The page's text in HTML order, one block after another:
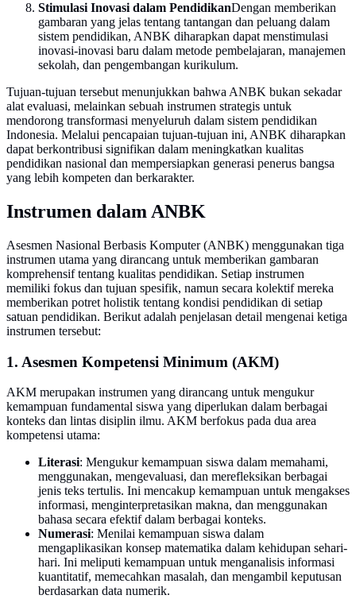
Stimulasi Inovasi dalam PendidikanDengan memberikan
gambaran yang jelas tentang tantangan dan peluang dalam
sistem pendidikan, ANBK diharapkan dapat menstimulasi
inovasi-inovasi baru dalam metode pembelajaran, manajemen
sekolah, dan pengembangan kurikulum.
Tujuan-tujuan tersebut menunjukkan bahwa ANBK bukan sekadar
alat evaluasi, melainkan sebuah instrumen strategis untuk
mendorong transformasi menyeluruh dalam sistem pendidikan
Indonesia. Melalui pencapaian tujuan-tujuan ini, ANBK diharapkan
dapat berkontribusi signifikan dalam meningkatkan kualitas
pendidikan nasional dan mempersiapkan generasi penerus bangsa
yang lebih kompeten dan berkarakter.
Instrumen dalam ANBK
Asesmen Nasional Berbasis Komputer (ANBK) menggunakan tiga
instrumen utama yang dirancang untuk memberikan gambaran
komprehensif tentang kualitas pendidikan. Setiap instrumen
memiliki fokus dan tujuan spesifik, namun secara kolektif mereka
memberikan potret holistik tentang kondisi pendidikan di setiap
satuan pendidikan. Berikut adalah penjelasan detail mengenai ketiga
instrumen tersebut:
1. Asesmen Kompetensi Minimum (AKM)
AKM merupakan instrumen yang dirancang untuk mengukur
kemampuan fundamental siswa yang diperlukan dalam berbagai
konteks dan lintas disiplin ilmu. AKM berfokus pada dua area
kompetensi utama:
Literasi: Mengukur kemampuan siswa dalam memahami,
menggunakan, mengevaluasi, dan merefleksikan berbagai
jenis teks tertulis. Ini mencakup kemampuan untuk mengakses
informasi, menginterpretasikan makna, dan menggunakan
bahasa secara efektif dalam berbagai konteks.
Numerasi: Menilai kemampuan siswa dalam
mengaplikasikan konsep matematika dalam kehidupan sehari-
hari. Ini meliputi kemampuan untuk menganalisis informasi
kuantitatif, memecahkan masalah, dan mengambil keputusan
berdasarkan data numerik.